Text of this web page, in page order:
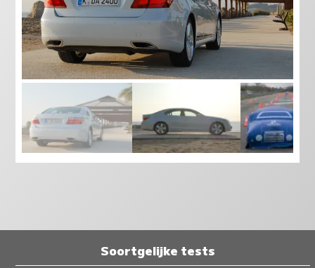
Soortgelijke tests